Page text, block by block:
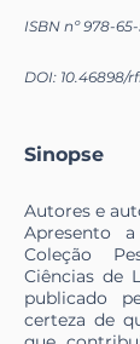
ISBN nº978-
DOI: 10.46898/
Sinopse
Autores e
Apresento
Coleção
Ciências de
publicado
certeza de